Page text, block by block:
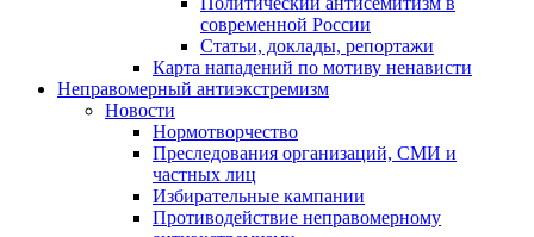
современной России
Статьи, доклады, репортажи
Карта нападений по мотиву ненависти
Неправомерный антиэкстремизм
Новости
Нормотворчество
Преследования организаций, СМИ и
частных лиц
Избирательные кампании
Противодействие неправомерному